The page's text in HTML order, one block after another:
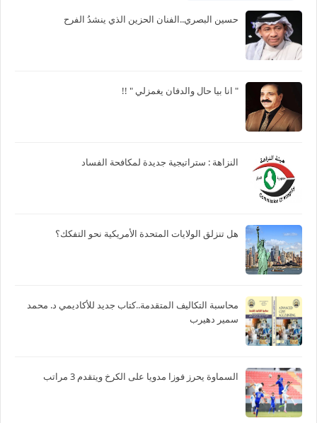
حسين البصري..الفنان الحزين الذي ينشدُ الفرح
" انا بيا حال والدفان يغمزلي " !!
النزاهة : ستراتيجية جديدة لمكافحة الفساد
هل تنزلق الولايات المتحدة الأمريكية نحو التفكك؟
محاسبة التكاليف المتقدمة..كتاب جديد للأكاديمي د. محمد
سمير دهيرب
السماوة يحرز فوزا مدويا على الكرخ ويتقدم 3 مراتب